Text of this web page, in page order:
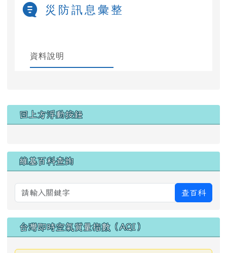
左邊區域內容
回上方浮動按鈕
維基百科查詢
查百科
台灣即時空氣質量指數（AQI）